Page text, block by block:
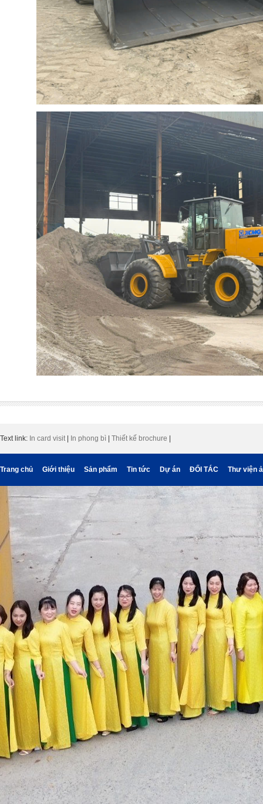
Text link: In card visit | In phong bì | Thiết kế brochure |
Trang chủ Giới thiệu Sản phẩm Tin tức Dự án ĐỐI TÁC Thư viện